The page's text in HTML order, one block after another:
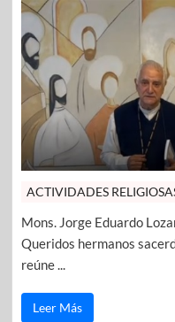
ACTIVIDADES
Mons. Jorge Eduardo
Queridos hermanos
reúne ...
Leer Más